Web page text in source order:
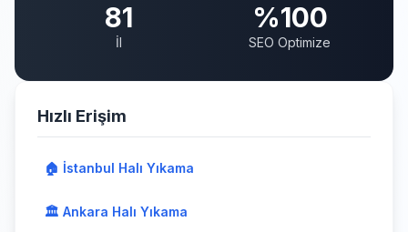
81
İl
%100
SEO Optimize
Hızlı Erişim
🏠 İstanbul Halı Yıkama
🏛️ Ankara Halı Yıkama